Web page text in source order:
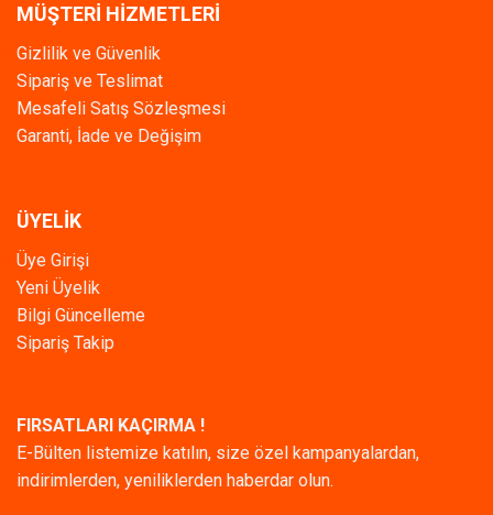
MÜŞTERİ HİZMETLERİ
Gizlilik ve Güvenlik
Sipariş ve Teslimat
Mesafeli Satış Sözleşmesi
Garanti, İade ve Değişim
ÜYELİK
Üye Girişi
Yeni Üyelik
Bilgi Güncelleme
Sipariş Takip
FIRSATLARI KAÇIRMA !
E-Bülten listemize katılın, size özel kampanyalardan,
indirimlerden, yeniliklerden haberdar olun.